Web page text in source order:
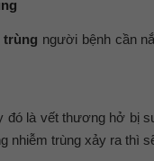
người bệnh cần
đó là vết thương hở bị
nhiễm trùng xảy ra thì